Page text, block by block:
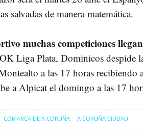
salvadas de manera matemática.
muchas competiciones
Liga Plata, Dominicos despide
a las 17 horas
a Alpicat el domingo a las 17
COMARCA DE A CORUÑA A CORUÑA CIUDAD